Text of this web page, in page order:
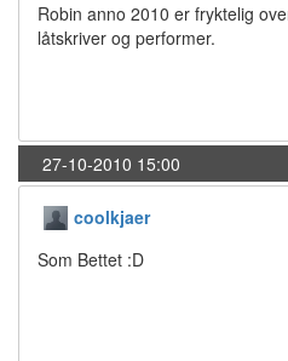
Robin anno 2010 er fryktelig
låtskriver og performer.
27-10-2010 15:00
coolkjaer
Som Bettet :D